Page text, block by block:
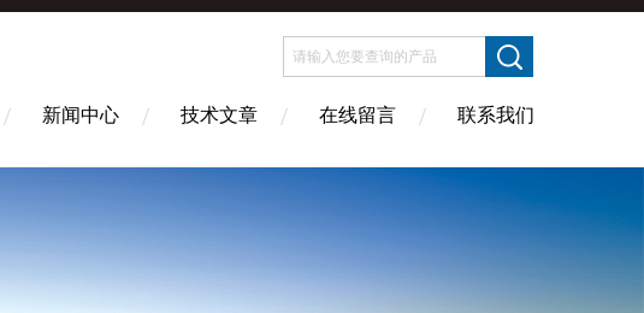
新闻中心 技术文章 在线留言 联系我们